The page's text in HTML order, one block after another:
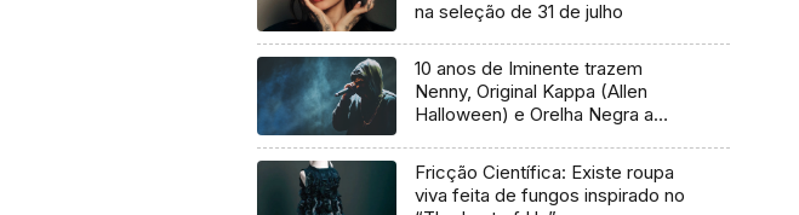
na seleção de 31 de julho
10 anos de Iminente trazem
Nenny, Original Kappa (Allen
Halloween) e Orelha Negra a
Fricção Científica: Existe roupa
viva feita de fungos inspirado no